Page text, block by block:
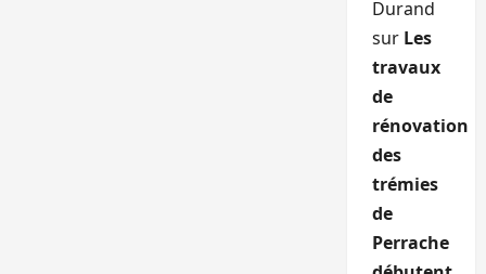
Durand
sur Les
travaux
de
rénovation
des
trémies
de
Perrache